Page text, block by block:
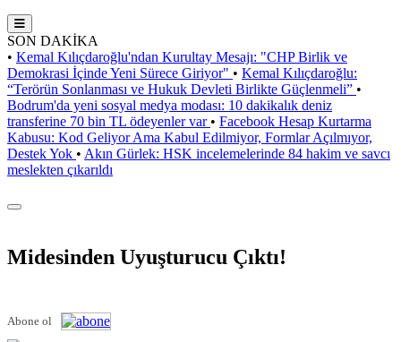
SON DAKİKA
• Kemal Kılıçdaroğlu'ndan Kurultay Mesajı: "CHP Birlik ve
Demokrasi İçinde Yeni Sürece Giriyor" • Kemal Kılıçdaroğlu:
“Terörün Sonlanması ve Hukuk Devleti Birlikte Güçlenmeli” •
Bodrum'da yeni sosyal medya modası: 10 dakikalık deniz
transferine 70 bin TL ödeyenler var • Facebook Hesap Kurtarma
Kabusu: Kod Geliyor Ama Kabul Edilmiyor, Formlar Açılmıyor,
Destek Yok • Akın Gürlek: HSK incelemelerinde 84 hakim ve savcı
meslekten çıkarıldı
Midesinden Uyuşturucu Çıktı!
Abone ol